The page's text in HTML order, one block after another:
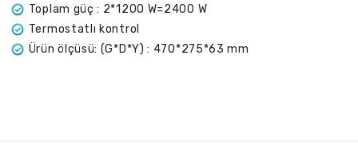
Toplam güç : 2*1200 W=2400 W
Termostatlı kontrol
Ürün ölçüsü: (G*D*Y) : 470*275*63 mm